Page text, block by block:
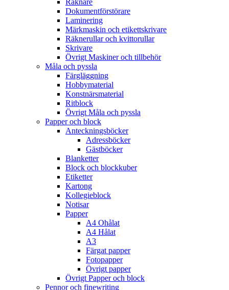
Räknare
Dokumentförstörare
Laminering
Märkmaskin och etikettskrivare
Räknerullar och kvittorullar
Skrivare
Övrigt Maskiner och tillbehör
Måla och pyssla
Färgläggning
Hobbymaterial
Konstnärsmaterial
Ritblock
Övrigt Måla och pyssla
Papper och block
Anteckningsböcker
Adressböcker
Gästböcker
Blanketter
Block och blockkuber
Etiketter
Kartong
Kollegieblock
Notisar
Papper
A4 Ohålat
A4 Hålat
A3
Färgat papper
Fotopapper
Övrigt papper
Övrigt Papper och block
Pennor och finewriting